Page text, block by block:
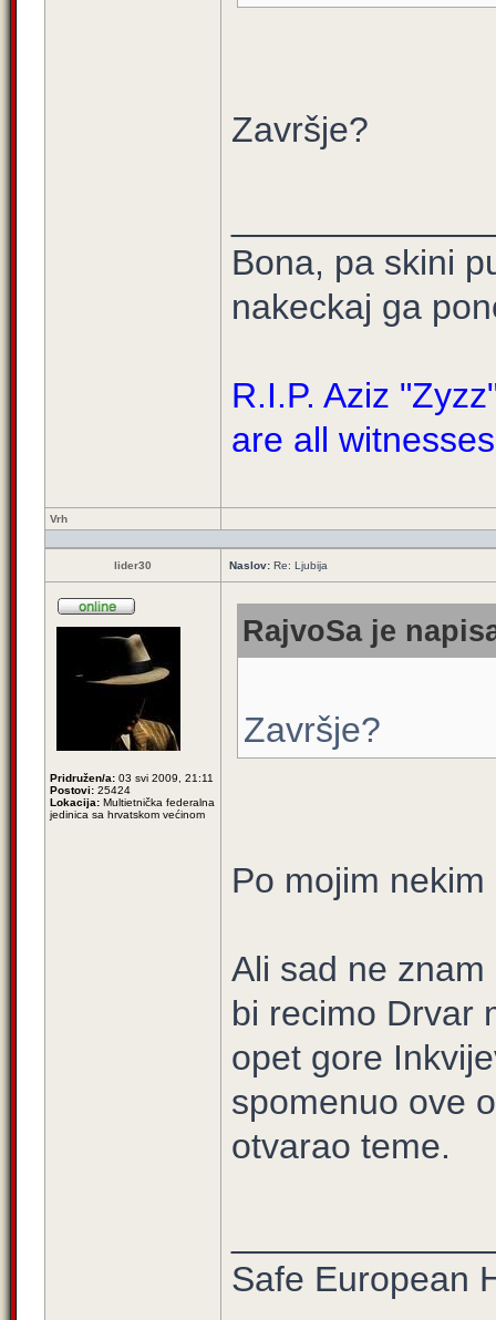
Završje?
Bona, pa skini
nakeckaj ga
R.I.P. Aziz
are all witnesses
Vrh
lider30 Naslov: Re: Ljubija
Pridružen/a: 03 svi 2009, 21:11
Postovi: 25424
Lokacija: Multietnička federalna
jedinica sa hrvatskom većinom
RajvoSa je
Završje?
Po mojim
Ali sad ne
bi recimo Drvar
opet gore
spomenuo ove
otvarao teme.
Safe European